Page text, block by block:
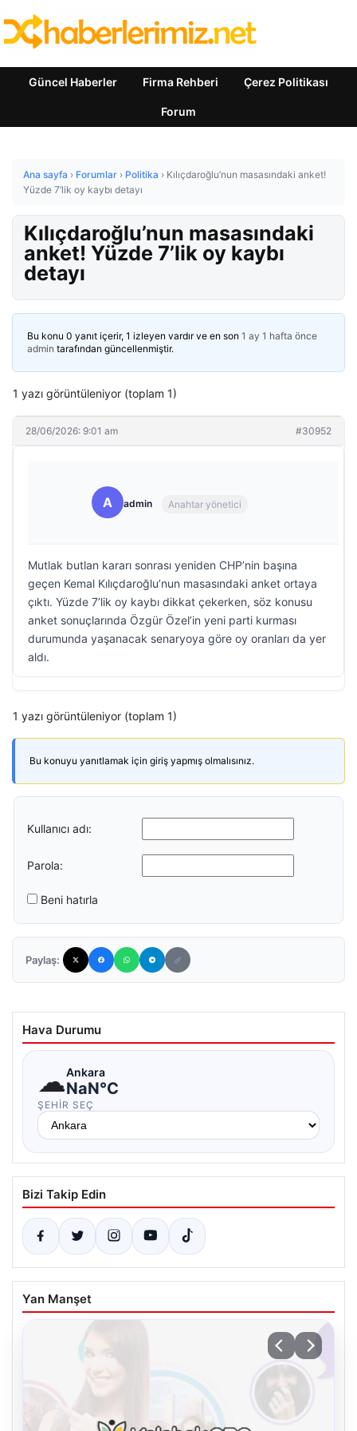
Güncel Haberler Firma Rehberi Çerez Politikası
Forum
Ana sayfa › Forumlar › Politika › Kılıçdaroğlu’nun masasındaki anket!
Yüzde 7’lik oy kaybı detayı
Kılıçdaroğlu’nun masasındaki
anket! Yüzde 7’lik oy kaybı
detayı
Bu konu 0 yanıt içerir, 1 izleyen vardır ve en son 1 ay 1 hafta önce
admin tarafından güncellenmiştir.
1 yazı görüntüleniyor (toplam 1)
28/06/2026: 9:01 am #30952
A admin Anahtar yönetici
Mutlak butlan kararı sonrası yeniden CHP’nin başına
geçen Kemal Kılıçdaroğlu’nun masasındaki anket ortaya
çıktı. Yüzde 7’lik oy kaybı dikkat çekerken, söz konusu
anket sonuçlarında Özgür Özel’in yeni parti kurması
durumunda yaşanacak senaryoya göre oy oranları da yer
aldı.
1 yazı görüntüleniyor (toplam 1)
Bu konuyu yanıtlamak için giriş yapmış olmalısınız.
Kullanıcı adı:
Parola:
Beni hatırla
Paylaş:
Hava Durumu
☁Ankara
NaN°C
ŞEHIR SEÇ
Bizi Takip Edin
Yan Manşet